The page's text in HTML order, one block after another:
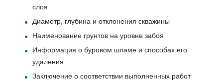
слоя
Диаметр, глубина и отклонения скважины
Наименование грунтов на уровне забоя
Информация о буровом шламе и способах его
удаления
Заключение о соответствии выполненных работ